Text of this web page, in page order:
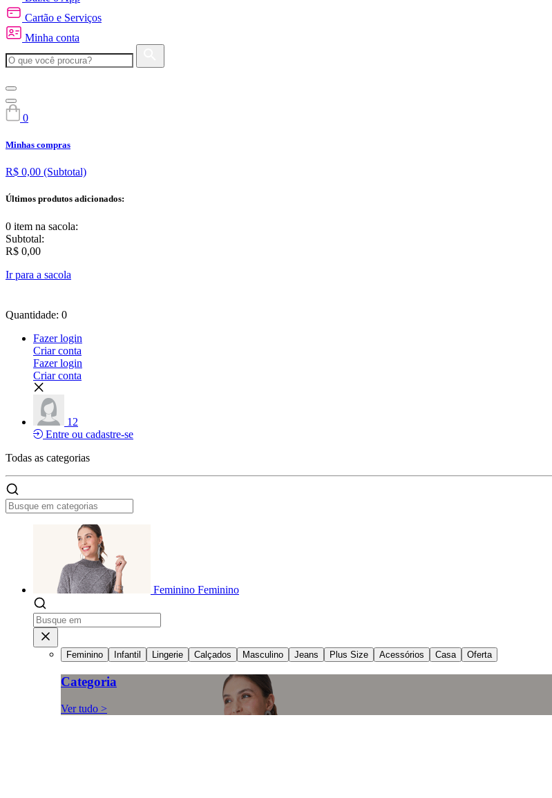
Cartão e Serviços
Minha conta
0
Minhas compras
R$ 0,00 (Subtotal)
Últimos produtos adicionados:
0 item na sacola:
Subtotal:
R$ 0,00
Ir para a sacola
Quantidade: 0
Fazer login
Criar conta
Fazer login
Criar conta
12
Entre ou cadastre-se
Todas as categorias
Feminino Feminino
Feminino Infantil Lingerie Calçados Masculino Jeans Plus Size Acessórios Casa Oferta
Categoria
Ver tudo >